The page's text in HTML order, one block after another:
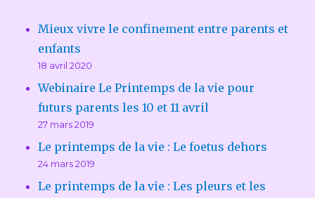
Mieux vivre le confinement entre parents et
enfants
18 avril 2020
Webinaire Le Printemps de la vie pour
futurs parents les 10 et 11 avril
27 mars 2019
Le printemps de la vie : Le foetus dehors
24 mars 2019
Le printemps de la vie : Les pleurs et les